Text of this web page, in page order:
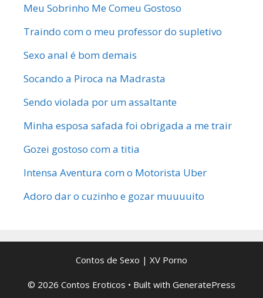
Meu Sobrinho Me Comeu Gostoso
Traindo com o meu professor do supletivo
Sexo anal é bom demais
Socando a Piroca na Madrasta
Sendo violada por um assaltante
Minha esposa safada foi obrigada a me trair
Gozei gostoso com a titia
Intensa Aventura com o Motorista Uber
Adoro dar o cuzinho e gozar muuuuito
Contos de Sexo | XV Porno
© 2026 Contos Eroticos • Built with GeneratePress